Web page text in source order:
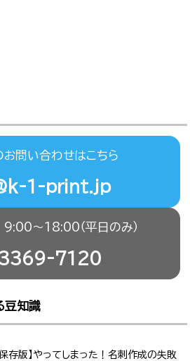
お問い合わせはこちら
1-print.jp
〜18:00（平日のみ）
7120
豆知識
保存版】やってしまった！名刺作成の失敗